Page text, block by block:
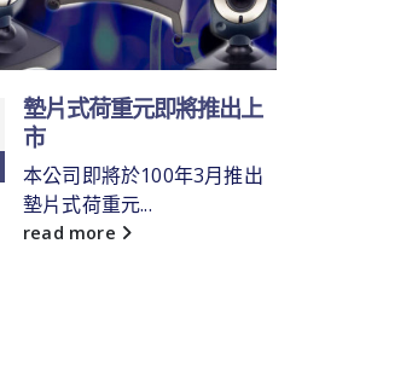
墊片式荷重元即將推出上
市
本公司即將於100年3月推出
墊片式荷重元...
read more